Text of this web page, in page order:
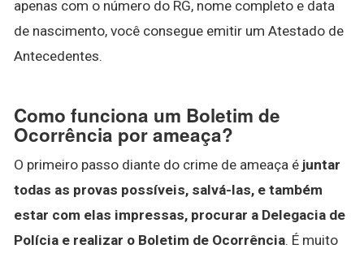
apenas com o número do RG, nome completo e data
de nascimento, você consegue emitir um Atestado de
Antecedentes.
Como funciona um Boletim de
Ocorrência por ameaça?
O primeiro passo diante do crime de ameaça é juntar
todas as provas possíveis, salvá-las, e também
estar com elas impressas, procurar a Delegacia de
Polícia e realizar o Boletim de Ocorrência. É muito